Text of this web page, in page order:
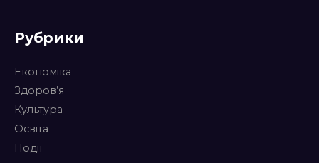
Рубрики
Економіка
Здоров’я
Культура
Освіта
Події